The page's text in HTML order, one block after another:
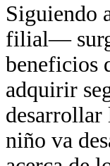
Siguiendo
filial—
beneficios
adquirir
desarrollar
niño va